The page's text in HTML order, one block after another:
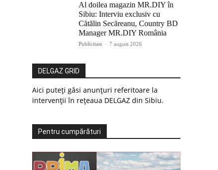
Al doilea magazin MR.DIY în
Sibiu: Interviu exclusiv cu
Cătălin Secăreanu, Country BD
Manager MR.DIY România
Publicitate - 7 august 2026
DELGAZ GRID
Aici puteți găsi anunțuri referitoare la
intervenții în rețeaua DELGAZ din Sibiu.
Pentru cumpărături